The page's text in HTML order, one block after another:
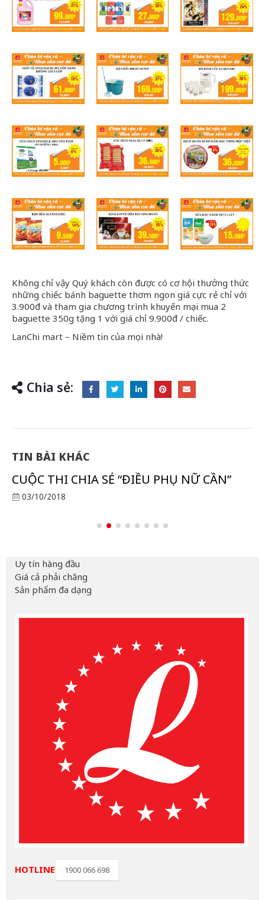
Không chỉ vậy Quý khách còn được có cơ hội thưởng thức
những chiếc bánh baguette thơm ngon giá cực rẻ chỉ với
3.900đ và tham gia chương trình khuyến mại mua 2
baguette 350g tặng 1 với giá chỉ 9.900đ / chiếc.
LanChi mart – Niềm tin của mọi nhà!
Chia sẻ:
TIN BÀI KHÁC
CUỘC THI CHIA SẺ “ĐIỀU PHỤ NỮ CẦN”
03/10/2018
Uy tín hàng đầu
Giá cả phải chăng
Sản phẩm đa dạng
HOTLINE 1900 066 698